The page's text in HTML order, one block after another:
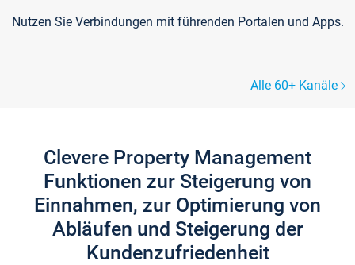
Nutzen Sie Verbindungen mit führenden Portalen und Apps.
Alle 60+ Kanäle
Clevere Property Management
Funktionen zur Steigerung von
Einnahmen, zur Optimierung von
Abläufen und Steigerung der
Kundenzufriedenheit